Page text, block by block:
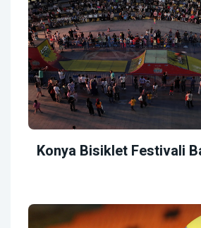
Konya Bisiklet Festivali